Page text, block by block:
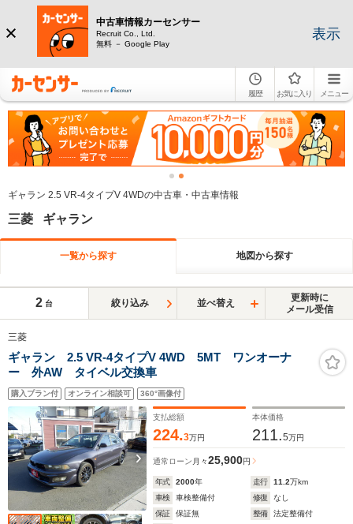
中古車情報カーセンサー
Recruit Co., Ltd.
無料 － Google Play
表示
履歴 お気に入り メニュー
ギャラン 2.5 VR-4タイプV 4WDの中古車・中古車情報
三菱 ギャラン
一覧から探す 地図から探す
2 台 絞り込み 並べ替え
更新時に
メール受信
三菱
ギャラン 2.5 VR-4タイプV 4WD 5MT ワンオーナ
ー 外AW タイベル交換車
購入プラン付 オンライン相談可 360°画像付
支払総額
224.3万円
本体価格
211.5万円
通常ローン 月々25,900円
年式 2000年 走行 11.2万km
車検
車検整備付 修復
なし
保証
保証無 整備
法定整備付